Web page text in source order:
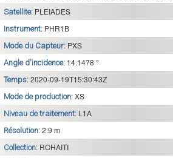
Satellite: PLEIADES
Instrument: PHR1B
Mode du Capteur: PXS
Angle d'incidence: 14.1478 °
Temps: 2020-09-19T15:30:43Z
Mode de production: XS
Niveau de traitement: L1A
Résolution: 2.9 m
Collection: ROHAITI